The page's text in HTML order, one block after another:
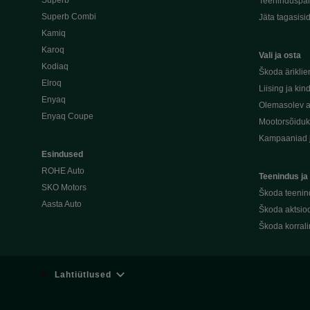
Superb Combi
Kamiq
Karoq
Kodiaq
Elroq
Enyaq
Enyaq Coupe
Esindused
ROHE Auto
SKO Motors
Aasta Auto
Jäta
Vali ja osta
Škoda
Liising ja
Olemasolev
Kampaaniad
Teenindus
Škoda
Škoda
Škoda
Lahtiütlused